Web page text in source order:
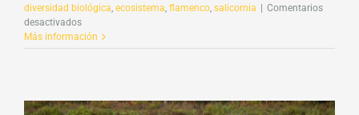
diversidad biológica ecosistema flamenco salicornia | Comentarios
desactivadosen
Consumir
la
Más información